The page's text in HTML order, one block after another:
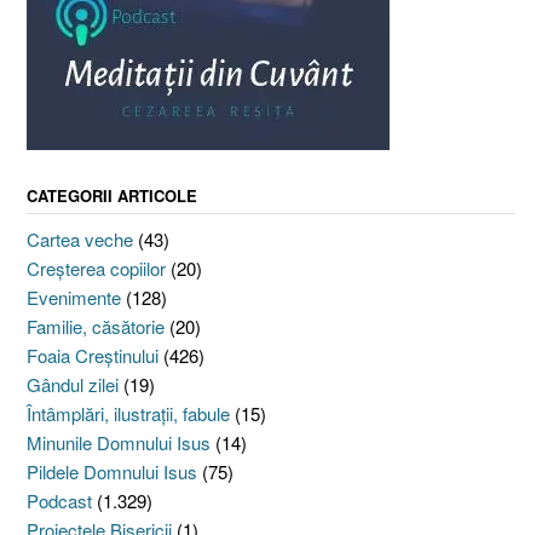
CATEGORII ARTICOLE
Cartea veche (43)
Creşterea copiilor (20)
Evenimente (128)
Familie, căsătorie (20)
Foaia Creştinului (426)
Gândul zilei (19)
Întâmplări, ilustraţii, fabule (15)
Minunile Domnului Isus (14)
Pildele Domnului Isus (75)
Podcast (1.329)
Proiectele Bisericii (1)